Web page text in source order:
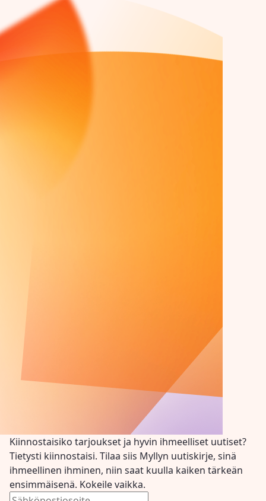
Kiinnostaisiko tarjoukset ja hyvin ihmeelliset uutiset?
Tietysti kiinnostaisi. Tilaa siis Myllyn uutiskirje, sinä
ihmeellinen ihminen, niin saat kuulla kaiken tärkeän
ensimmäisenä. Kokeile vaikka.